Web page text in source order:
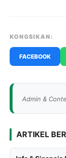
KONGSIKAN:
FACEBOOK
Admin &
ARTIKEL